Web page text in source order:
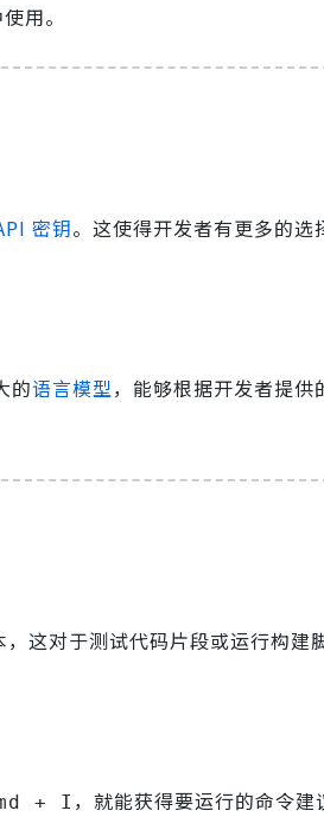
用。
密钥。这使得开发者有更多的选
的语言模型，能够根据开发者提
这对于测试代码片段或运行构建
+ I ，就能获得要运行的命令建